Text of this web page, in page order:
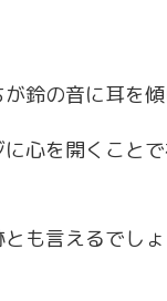
鈴の音に耳を傾
心を開くこと
も言えるでしょ